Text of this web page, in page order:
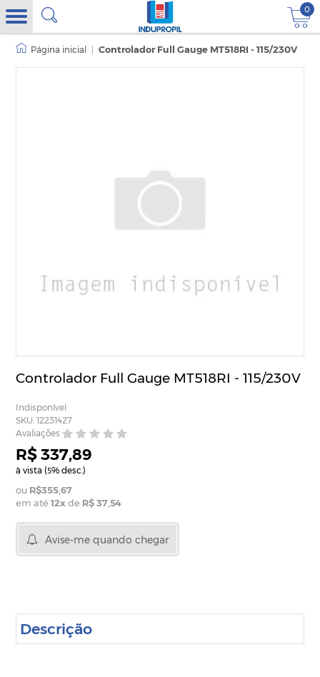
0
Controlador Full Gauge MT518RI - 115/230V
Controlador Full Gauge MT518RI - 115/230V
Indisponível
SKU: 12231427
Avaliações
R$ 337,89
à vista (5% desc.)
R$355,67
em até12x de R$ 37,54
Avise-me quando chegar
Descrição